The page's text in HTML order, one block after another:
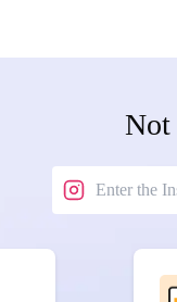
Not